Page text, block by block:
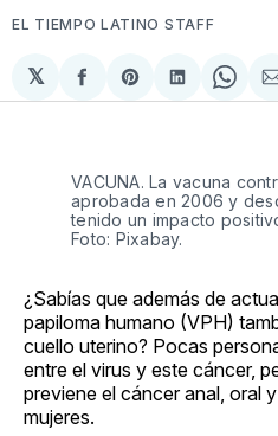
EL TIEMPO LATINO STAFF
𝕏
Compartir
en
Share
on
en
on
VACUNA. La vacuna
aprobada en 2006 y
tenido un impacto
Foto: Pixabay.
¿Sabías que además de
papiloma humano (VPH)
cuello uterino? Pocas
entre el virus y este cáncer,
previene el cáncer anal, oral
mujeres.